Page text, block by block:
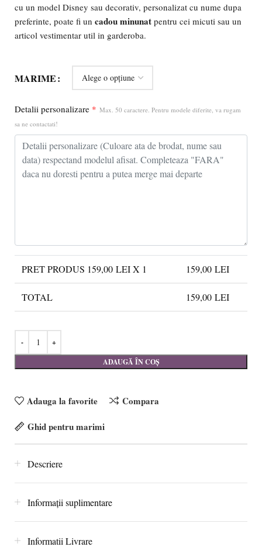
cu un model Disney sau decorativ, personalizat cu nume dupa
preferinte, poate fi un cadou minunat pentru cei micuti sau un
articol vestimentar util in garderoba.
MARIME
Detalii personalizare * Max. 50 caractere. Pentru modele diferite, va rugam
sa ne contactati!
PRET PRODUS 159,00 LEI X 1 159,00 LEI
TOTAL 159,00 LEI
ADAUGĂ ÎN COȘ
Adauga la favorite
Compara
Ghid pentru marimi
Descriere
Informații suplimentare
Informatii Livrare